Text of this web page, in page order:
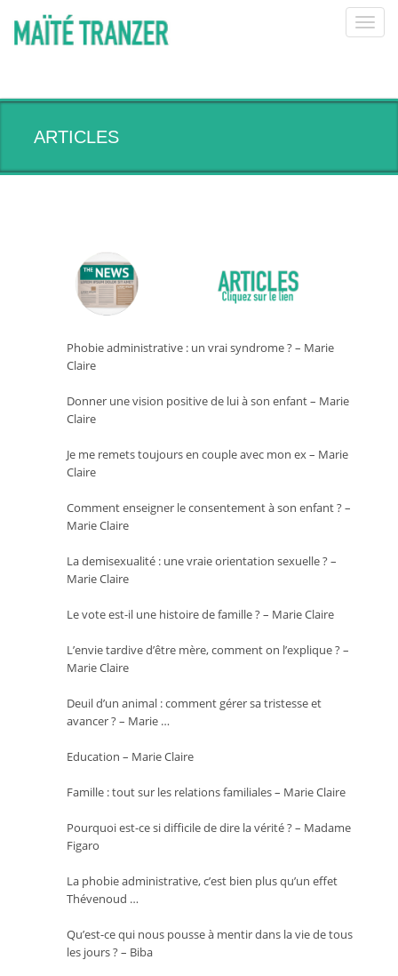
ARTICLES
Phobie administrative : un vrai syndrome ? – Marie
Claire
Donner une vision positive de lui à son enfant – Marie
Claire
Je me remets toujours en couple avec mon ex – Marie
Claire
Comment enseigner le consentement à son enfant ? –
Marie Claire
La demisexualité : une vraie orientation sexuelle ? –
Marie Claire
Le vote est-il une histoire de famille ? – Marie Claire
L’envie tardive d’être mère, comment on l’explique ? –
Marie Claire
Deuil d’un animal : comment gérer sa tristesse et
avancer ? – Marie …
Education – Marie Claire
Famille : tout sur les relations familiales – Marie Claire
Pourquoi est-ce si difficile de dire la vérité ? – Madame
Figaro
La phobie administrative, c’est bien plus qu’un effet
Thévenoud …
Qu’est-ce qui nous pousse à mentir dans la vie de tous
les jours ? – Biba